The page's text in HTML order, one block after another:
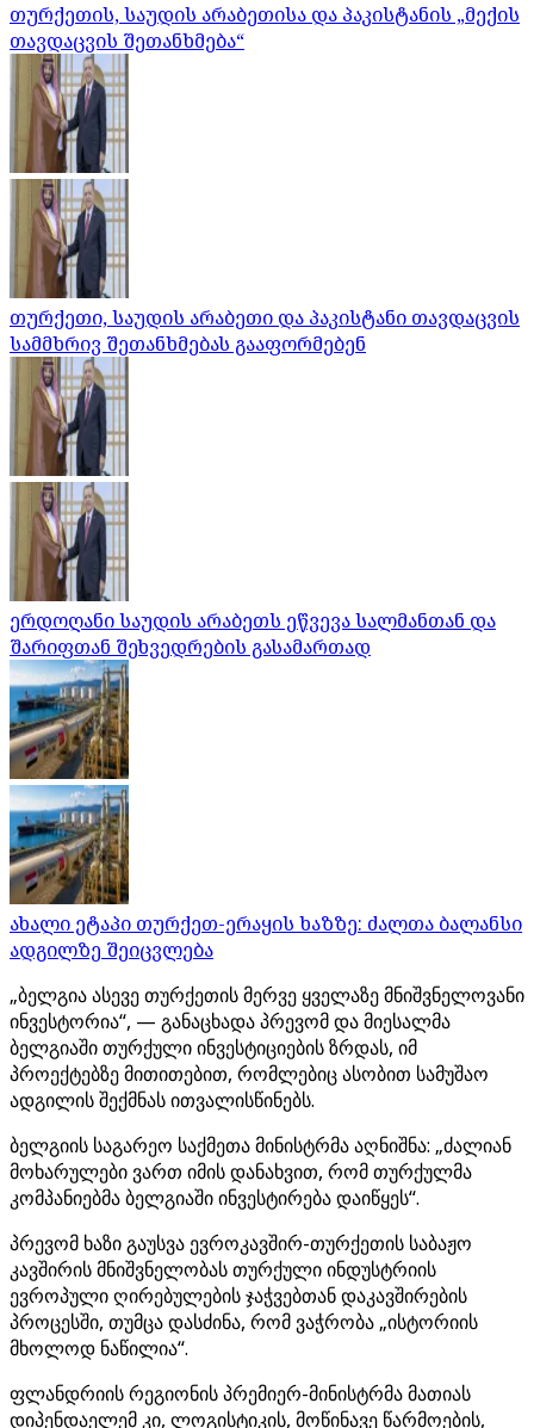
თურქეთის, საუდის არაბეთისა და პაკისტანის „მექის
თავდაცვის შეთანხმება“
თურქეთი, საუდის არაბეთი და პაკისტანი თავდაცვის
სამმხრივ შეთანხმებას გააფორმებენ
ერდოღანი საუდის არაბეთს ეწვევა სალმანთან და
შარიფთან შეხვედრების გასამართად
ახალი ეტაპი თურქეთ-ერაყის ხაზზე: ძალთა ბალანსი
ადგილზე შეიცვლება
„ბელგია ასევე თურქეთის მერვე ყველაზე მნიშვნელოვანი
ინვესტორია“, — განაცხადა პრევომ და მიესალმა
ბელგიაში თურქული ინვესტიციების ზრდას, იმ
პროექტებზე მითითებით, რომლებიც ასობით სამუშაო
ადგილის შექმნას ითვალისწინებს.
ბელგიის საგარეო საქმეთა მინისტრმა აღნიშნა: „ძალიან
მოხარულები ვართ იმის დანახვით, რომ თურქულმა
კომპანიებმა ბელგიაში ინვესტირება დაიწყეს“.
პრევომ ხაზი გაუსვა ევროკავშირ-თურქეთის საბაჟო
კავშირის მნიშვნელობას თურქული ინდუსტრიის
ევროპული ღირებულების ჯაჭვებთან დაკავშირების
პროცესში, თუმცა დასძინა, რომ ვაჭრობა „ისტორიის
მხოლოდ ნაწილია“.
ფლანდრიის რეგიონის პრემიერ-მინისტრმა მათიას
დიპენდაელემ კი, ლოგისტიკის, მოწინავე წარმოების,